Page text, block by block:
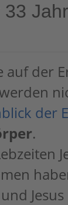
auf der
der
.